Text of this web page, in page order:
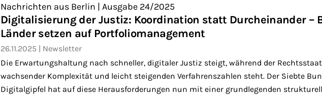
Nachrichten aus Berlin | Ausgabe 24/2025
Digitalisierung der Justiz: Koordination statt Durcheinander –
Länder setzen auf Portfoliomanagement
26.11.2025
Newsletter
Die Erwartungshaltung nach schneller, digitaler Justiz steigt, während der
wachsender Komplexität und leicht steigenden Verfahrenszahlen steht. Der Siebte
Digitalgipfel hat auf diese Herausforderungen nun mit einer grundlegenden